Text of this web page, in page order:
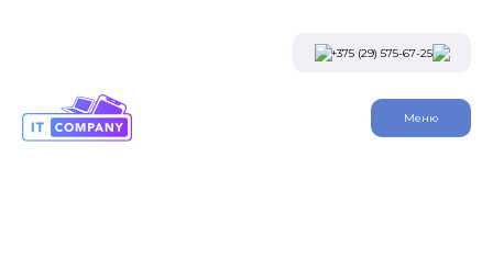
+375 (29) 575-67-25
Меню